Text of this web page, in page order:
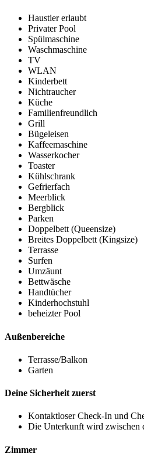
Haustier erlaubt
Privater Pool
Spülmaschine
Waschmaschine
TV
WLAN
Kinderbett
Nichtraucher
Küche
Familienfreundlich
Grill
Bügeleisen
Kaffeemaschine
Wasserkocher
Toaster
Kühlschrank
Gefrierfach
Meerblick
Bergblick
Parken
Doppelbett (Queensize)
Breites Doppelbett (Kingsize)
Terrasse
Surfen
Umzäunt
Bettwäsche
Handtücher
Kinderhochstuhl
beheizter Pool
Außenbereiche
Terrasse/Balkon
Garten
Deine Sicherheit zuerst
Kontaktloser Check-In und
Die Unterkunft wird zwischen
Zimmer